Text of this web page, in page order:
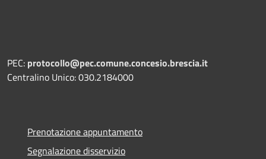
PEC: protocollo@pec.comune.concesio.brescia.it
Centralino Unico: 030.2184000
Prenotazione appuntamento
Segnalazione disservizio